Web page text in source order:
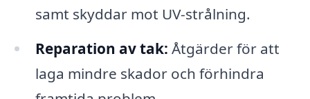
samt skyddar mot UV-strålning.
Reparation av tak: Åtgärder för att
laga mindre skador och förhindra